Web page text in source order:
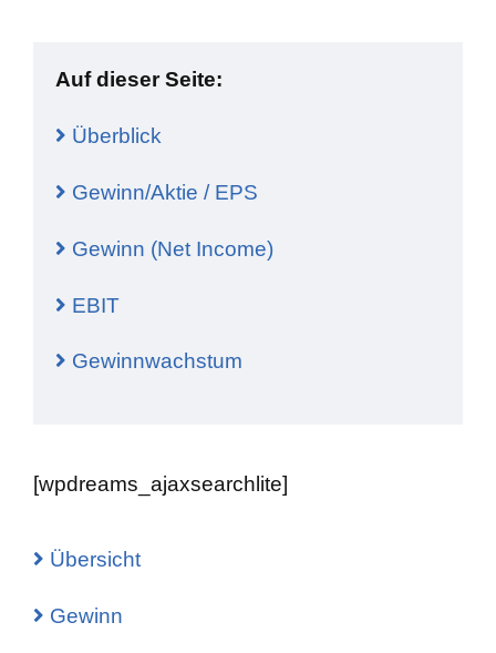
Auf dieser Seite:
Überblick
Gewinn/Aktie / EPS
Gewinn (Net Income)
EBIT
Gewinnwachstum
[wpdreams_ajaxsearchlite]
Übersicht
Gewinn